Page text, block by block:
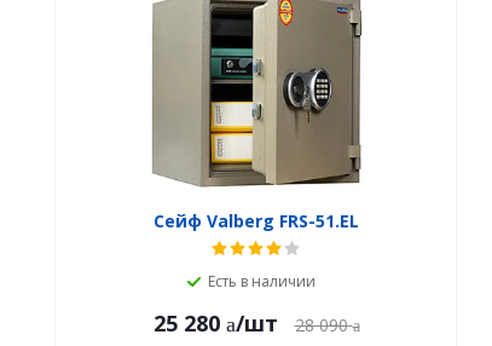
Сейф Valberg FRS-51.EL
Есть в наличии
25 280 /шт 28 090